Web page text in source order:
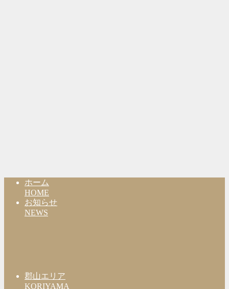
ホーム
HOME
お知らせ
NEWS
郡山エリア
KORIYAMA